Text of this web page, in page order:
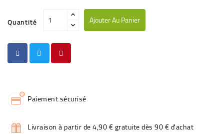
Quantité Ajouter Au Panier
Paiement sécurisé
Livraison à partir de 4,90 € gratuite dès 90 € d'achat